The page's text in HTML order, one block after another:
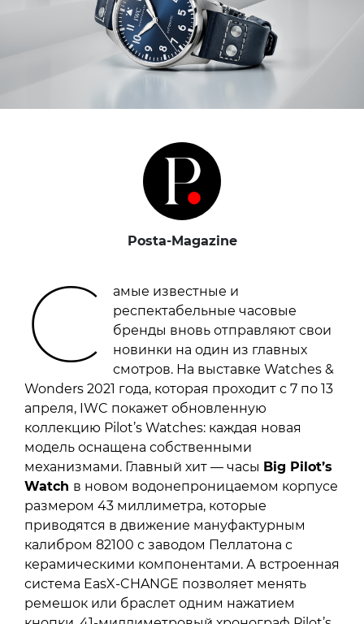
Posta-Magazine
С
амые известные и
респектабельные часовые
бренды вновь отправляют свои
новинки на один из главных
смотров. На выставке Watches &
Wonders 2021 года, которая проходит с 7 по 13
апреля, IWC покажет обновленную
коллекцию Pilot’s Watches: каждая новая
модель оснащена собственными
механизмами. Главный хит — часы Big Pilot’s
Watch в новом водонепроницаемом корпусе
размером 43 миллиметра, которые
приводятся в движение мануфактурным
калибром 82100 с заводом Пеллатона с
керамическими компонентами. А встроенная
система EasX-CHANGE позволяет менять
ремешок или браслет одним нажатием